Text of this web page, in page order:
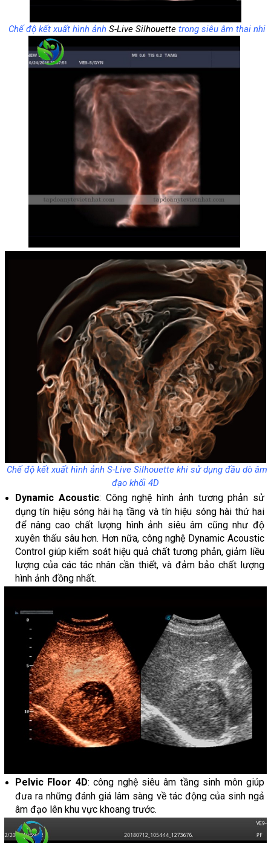
Chế độ kết xuất hình ảnh S-Live Silhouette trong siêu âm thai nhi
Chế độ kết xuất hình ảnhS-Live Silhouette khi sử dụng đầu dò âm
đạo khối 4D
Dynamic Acoustic: Công nghệ hình ảnh tương phản sử
dụng tín hiệu sóng hài hạ tầng và tín hiệu sóng hài thứ hai
để nâng cao chất lượng hình ảnh siêu âm cũng như độ
xuyên thấu sâu hơn. Hơn nữa, công nghệ Dynamic Acoustic
Control giúp kiểm soát hiệu quả chất tương phản, giảm liều
lượng của các tác nhân cần thiết, và đảm bảo chất lượng
hình ảnh đồng nhất.
Pelvic Floor 4D: công nghệ siêu âm tầng sinh môn giúp
đưa ra những đánh giá lâm sàng về tác động của sinh ngả
âm đạo lên khu vực khoang trước.